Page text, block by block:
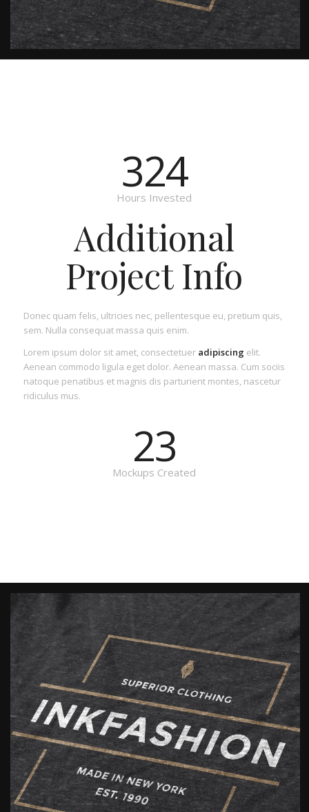
324
Hours Invested
Additional
Project Info
Donec quam felis, ultricies nec, pellentesque eu, pretium quis,
sem. Nulla consequat massa quis enim.
Lorem ipsum dolor sit amet, consectetuer adipiscing elit.
Aenean commodo ligula eget dolor. Aenean massa. Cum sociis
natoque penatibus et magnis dis parturient montes, nascetur
ridiculus mus.
23
Mockups Created